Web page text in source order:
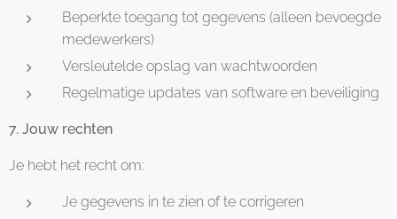
Beperkte toegang tot gegevens (alleen bevoegde
medewerkers)
Versleutelde opslag van wachtwoorden
Regelmatige updates van software en beveiliging
7. Jouw rechten
Je hebt het recht om:
Je gegevens in te zien of te corrigeren